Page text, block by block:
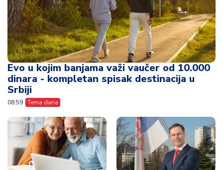
Evo u kojim banjama važi vaučer od 10.000
dinara - kompletan spisak destinacija u
Srbiji
08:59 Tema dana